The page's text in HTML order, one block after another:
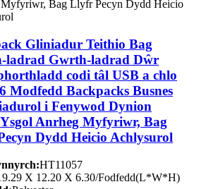
Gliniadur Teithio Bag
ladrad Gwrth-ladrad Dŵr
codi tâl USB a chlo
Modfedd Backpacks Busnes
i Fenywod Dynion
Anrheg Myfyriwr, Bag
Dydd Heicio Achlysurol
HT11057
X 12.20 X 6.30/Fodfedd(L*W*H)